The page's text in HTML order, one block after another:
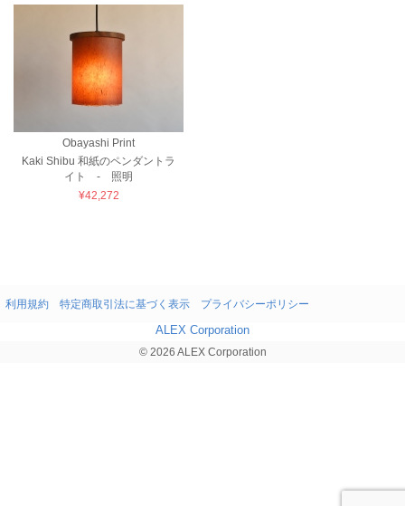
Obayashi Print
Kaki Shibu 和紙のペンダントラ
イト - 照明
¥42,272
利用規約 特定商取引法に基づく表示 プライバシーポリシー
ALEX Corporation
© 2026 ALEX Corporation